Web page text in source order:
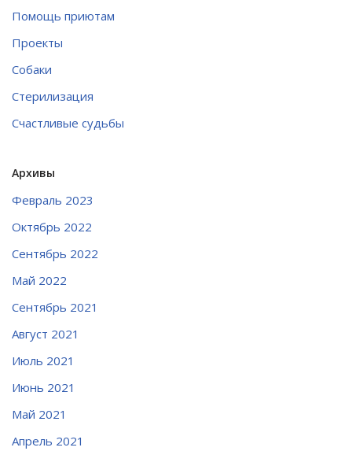
Помощь приютам
Проекты
Собаки
Стерилизация
Счастливые судьбы
Архивы
Февраль 2023
Октябрь 2022
Сентябрь 2022
Май 2022
Сентябрь 2021
Август 2021
Июль 2021
Июнь 2021
Май 2021
Апрель 2021